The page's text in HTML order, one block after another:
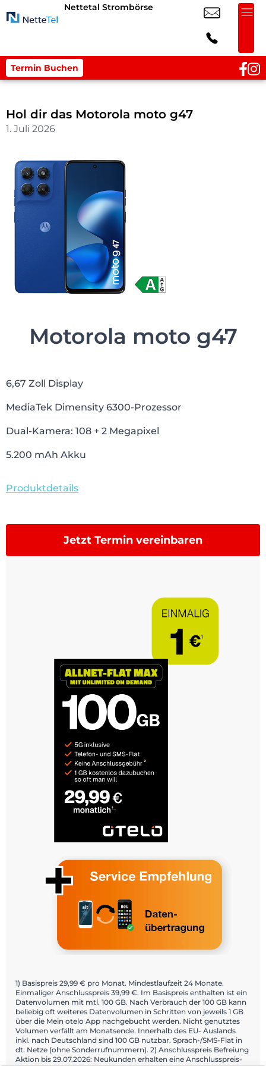
Nettetal Strombörse
Termin Buchen
Hol dir das Motorola moto g47
1. Juli 2026
Motorola moto g47
6,67 Zoll Display
MediaTek Dimensity 6300-Prozessor
Dual-Kamera: 108 + 2 Megapixel
5.200 mAh Akku
Produktdetails
Jetzt Termin vereinbaren
1) Basispreis 29,99 € pro Monat. Mindestlaufzeit 24 Monate.
Einmaliger Anschlusspreis 39,99 €. Im Basispreis enthalten ist ein
Datenvolumen mit mtl. 100 GB. Nach Verbrauch der 100 GB kann
beliebig oft weiteres Datenvolumen in Schritten von jeweils 1 GB
über die Mein otelo App nachgebucht werden. Nicht genutztes
Volumen verfällt am Monatsende. Innerhalb des EU- Auslands
inkl. nach Deutschland sind 100 GB nutzbar. Sprach-/SMS-Flat in
dt. Netze (ohne Sonderrufnummern). 2) Anschlusspreis Befreiung
Aktion bis 29.07.2026: Neukunden erhalten eine Anschlusspreis-